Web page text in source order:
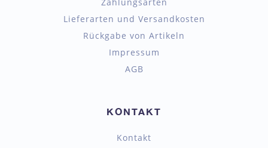
Lieferarten und Versandkosten
Rückgabe von Artikeln
Impressum
AGB
KONTAKT
Kontakt